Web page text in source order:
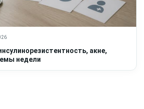
акне,
недели